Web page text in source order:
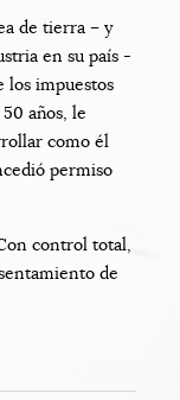
de tierra – y
en su país -
los impuestos
años, le
como él
permiso
control total,
de